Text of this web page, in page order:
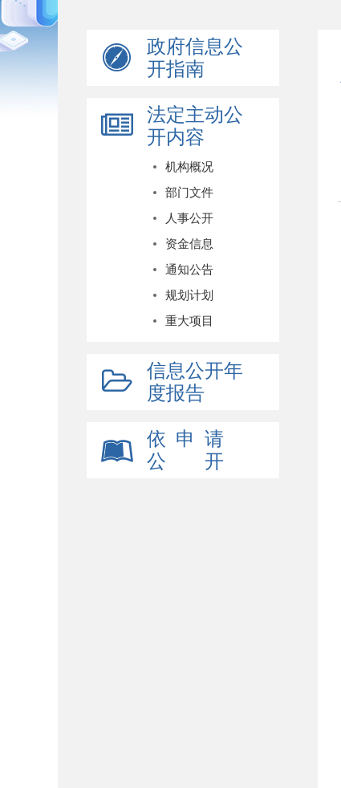
政府信息公
开指南
法定主动公
开内容
机构概况
部门文件
人事公开
资金信息
通知公告
规划计划
重大项目
信息公开年
度报告
依 申 请
公 开